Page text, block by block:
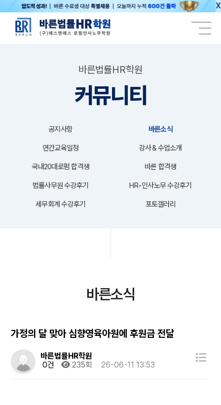
X
바른법률HR학원
커뮤니티
공지사항 바른소식
연간교육일정 강사＆수업소개
국내20대로펌 합격생 바른 합격생
법률사무원 수강후기 HR•인사노무 수강후기
세무회계 수강후기 포토갤러리
바른소식
가정의 달 맞아 심향영육아원에 후원금 전달
바른법률HR학원
0건
235회 26-06-11 13:53